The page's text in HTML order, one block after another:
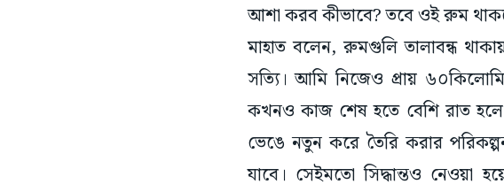
আশা করব কীভাবে? তবে ওই রুম
মাহাত বলেন, রুমগুলি তালাবন্ধ
সত্যি। আমি নিজেও প্রায়
কখনও কাজ শেষ হতে বেশি রাত হলে
ভেঙে নতুন করে তৈরি করার
যাবে। সেইমতো সিদ্ধান্তও নেওয়া